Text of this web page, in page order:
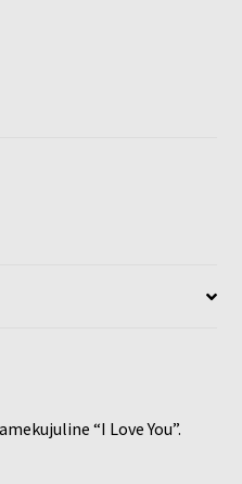
“I Love You”.